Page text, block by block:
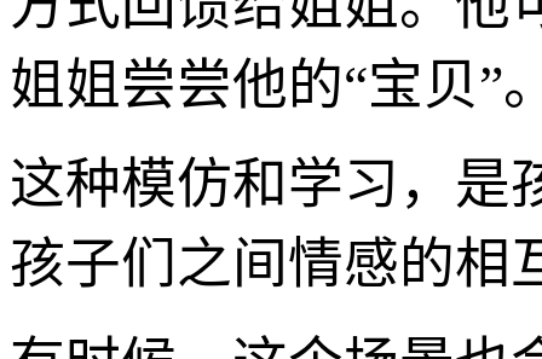
姐姐尝尝他的“宝贝”
这种模仿和学习，是
孩子们之间情感的相